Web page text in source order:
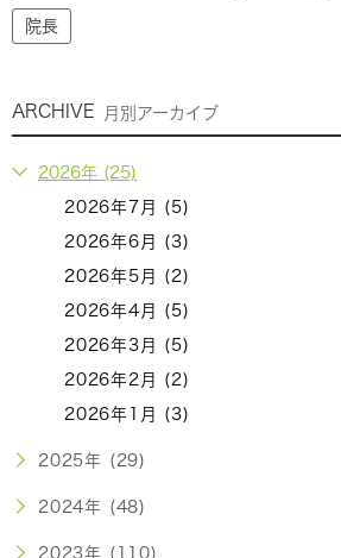
院長
ARCHIVE 月別アーカイブ
2026年 (25)
2026年7月 (5)
2026年6月 (3)
2026年5月 (2)
2026年4月 (5)
2026年3月 (5)
2026年2月 (2)
2026年1月 (3)
2025年 (29)
2024年 (48)
2023年 (110)